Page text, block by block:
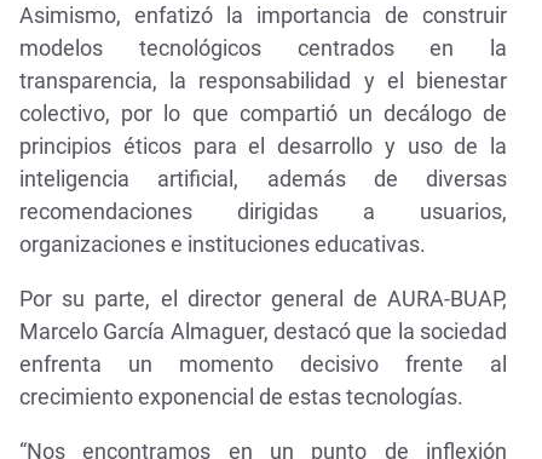
Asimismo, enfatizó la importancia de construir
modelos tecnológicos centrados en la
transparencia, la responsabilidad y el bienestar
colectivo, por lo que compartió un decálogo de
principios éticos para el desarrollo y uso de la
inteligencia artificial, además de diversas
recomendaciones dirigidas a usuarios,
organizaciones e instituciones educativas.
Por su parte, el director general de AURA-BUAP,
Marcelo García Almaguer, destacó que la sociedad
enfrenta un momento decisivo frente al
crecimiento exponencial de estas tecnologías.
“Nos encontramos en un punto de inflexión